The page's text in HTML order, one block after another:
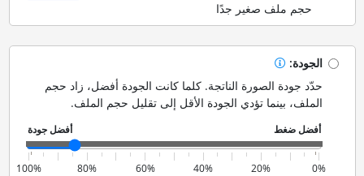
حجم ملف صغير جدًا
الجودة:
حدّد جودة الصورة الناتجة. كلما كانت الجودة أفضل، زاد حجم
الملف، بينما تؤدي الجودة الأقل إلى تقليل حجم الملف.
0%
20%
40%
60%
80%
100%